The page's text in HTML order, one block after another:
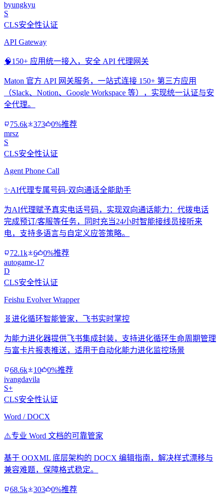
byungkyu
S
CLS安全性认证
API Gateway
🧠150+ 应用统一接入，安全 API 代理网关
Maton 官方 API 网关服务，一站式连接 150+ 第三方应用
（Slack、Notion、Google Workspace 等），实现统一认证与安
全代理。
75.6k 373
0%推荐
mrsz
S
CLS安全性认证
Agent Phone Call
✨AI代理专属号码·双向通话全能助手
为AI代理赋予真实电话号码，实现双向通话能力：代拨电话
完成预订/客服等任务，同时充当24小时智能接线员接听来
电，支持多语言与自定义应答策略。
72.1k 6
0%推荐
autogame-17
D
CLS安全性认证
Feishu Evolver Wrapper
🧬 进化循环智能管家，飞书实时掌控
为能力进化器提供飞书集成封装，支持进化循环生命周期管理
与富卡片报表推送，适用于自动化能力进化监控场景
68.6k 10
0%推荐
ivangdavila
S+
CLS安全性认证
Word / DOCX
⚠️专业 Word 文档的可靠管家
基于 OOXML 底层架构的 DOCX 编辑指南，解决样式漂移与
兼容难题，保障格式稳定。
68.5k 303
0%推荐